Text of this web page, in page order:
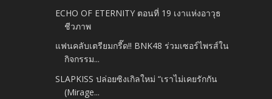
ECHO OF ETERNITY ตอนที่ 19 เงาแห่งอาวุธ
ชีวภาพ
แฟนคลับเตรียมกรี๊ด!! BNK48 ร่วมเซอร์ไพรส์ใน
กิจกรรม...
SLAPKISS ปล่อยซิงเกิลใหม่ “เราไม่เคยรักกัน
(Mirage...